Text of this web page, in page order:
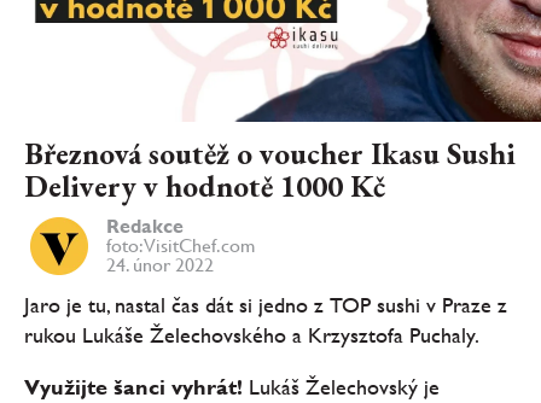
Březnová soutěž o voucher Ikasu Sushi
Delivery v hodnotě 1000 Kč
Redakce
foto: VisitChef.com
24. únor 2022
Jaro je tu, nastal čas dát si jedno z TOP sushi v Praze z
rukou Lukáše Želechovského a Krzysztofa Puchaly.
Využijte šanci vyhrát! Lukáš Želechovský je